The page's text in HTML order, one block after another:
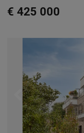
€ 425 000